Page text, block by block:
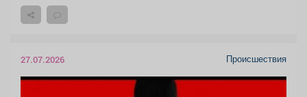
27.07.2026 Происшествия